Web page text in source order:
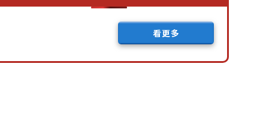
看更多